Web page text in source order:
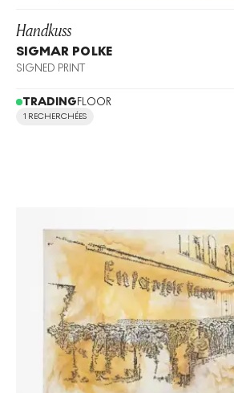
Handkuss
SIGMAR POLKE
SIGNED PRINT
TRADINGFLOOR
1 RECHERCHÉES